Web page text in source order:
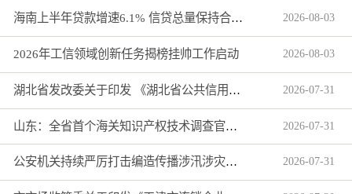
海南上半年贷款增速6.1% 信贷总量保持合理平稳增长 2026-08-03
2026年工信领域创新任务揭榜挂帅工作启动 2026-08-03
湖北省发改委关于印发 《湖北省公共信用信息目录（2026年版）》的通知 2026-07-31
山东：全省首个海关知识产权技术调查官制度落地济南自贸片区 2026-07-31
公安机关持续严厉打击编造传播涉汛涉灾网络谣言 2026-07-31